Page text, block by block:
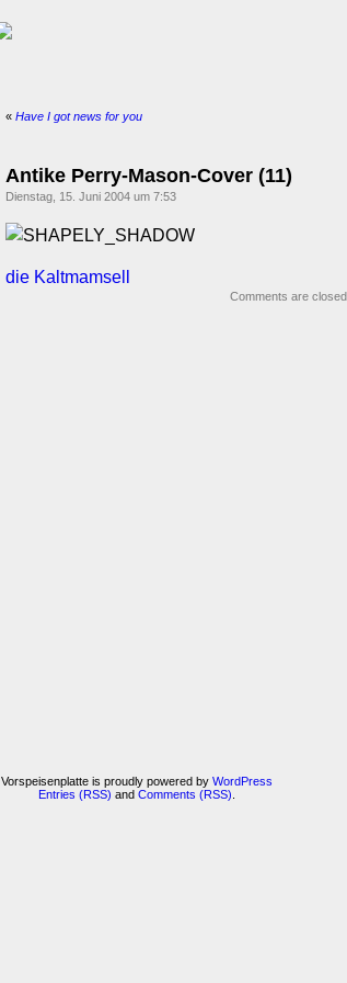
« Have I got news for you
Antike Perry-Mason-Cover (11)
Dienstag, 15. Juni 2004 um 7:53
die Kaltmamsell
Comments are closed.
Vorspeisenplatte is proudly powered by WordPress
Entries (RSS) and Comments (RSS)